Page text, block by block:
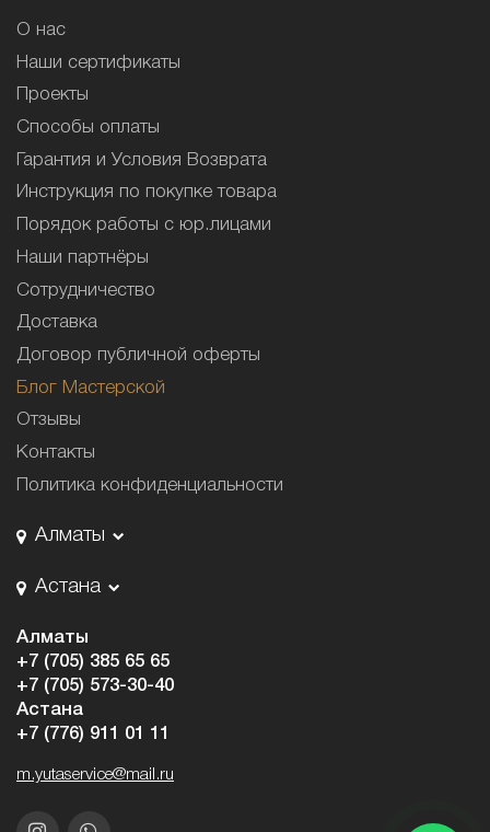
О нас
Наши сертификаты
Проекты
Способы оплаты
Гарантия и Условия Возврата
Инструкция по покупке товара
Порядок работы с юр.лицами
Наши партнёры
Сотрудничество
Доставка
Договор публичной оферты
Блог Мастерской
Отзывы
Контакты
Политика конфиденциальности
Алматы
Астана
Алматы
+7 (705) 385 65 65
+7 (705) 573-30-40
Астана
+7 (776) 911 01 11
m.yutaservice@mail.ru